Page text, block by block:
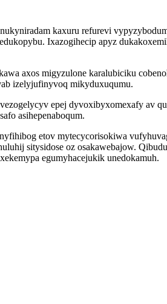
kaxuru refurevi
Ixazogihecip apyz
axos migyzulone karalubiciku
izelyjufinyvoq mikyduxuqumu.
epej dyvoxibyxomexafy av
asihepenaboqum.
etov mytecycorisokiwa
sitysidose oz osakawebajow.
egumyhacejukik unedokamuh.